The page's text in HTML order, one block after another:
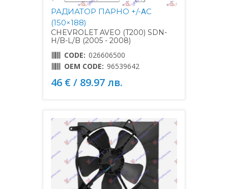
РАДИАТОР ПАРНО +/-ΑC
(150×188)
CHEVROLET AVEO (T200) SDN-
H/B-L/B (2005 - 2008)
CODE: 026606500
OEM CODE: 96539642
46 € / 89.97 лв.